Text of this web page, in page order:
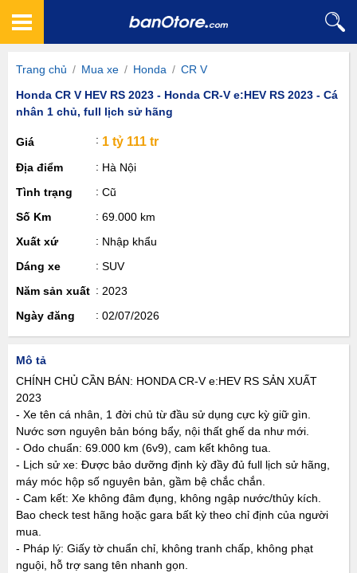
Trang chủ / Mua xe / Honda / CR V
Honda CR V HEV RS 2023 - Honda CR-V e:HEV RS 2023 - Cá
nhân 1 chủ, full lịch sử hãng⁠
Giá 1 tỷ 111 tr
Địa điểm
Hà Nội
Tình trạng
Cũ
Số Km
69.000 km
Xuất xứ
Nhập khẩu
Dáng xe
SUV
Năm sản xuất
2023
Ngày đăng
02/07/2026
Mô tả
CHÍNH CHỦ CẦN BÁN: HONDA CR-V e:HEV RS SẢN XUẤT
2023
- Xe tên cá nhân, 1 đời chủ từ đầu sử dụng cực kỳ giữ gìn.
Nước sơn nguyên bản bóng bẩy, nội thất ghế da như mới.
- Odo chuẩn: 69.000 km (6v9), cam kết không tua.
- Lịch sử xe: Được bảo dưỡng định kỳ đầy đủ full lịch sử hãng,
máy móc hộp số nguyên bản, gầm bệ chắc chắn.
- Cam kết: Xe không đâm đụng, không ngập nước/thủy kích.
Bao check test hãng hoặc gara bất kỳ theo chỉ định của người
mua.
- Pháp lý: Giấy tờ chuẩn chỉ, không tranh chấp, không phạt
nguội, hỗ trợ sang tên nhanh gọn.